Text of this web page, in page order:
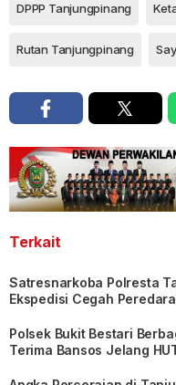
DPPP Tanjungpinang
Rutan Tanjungpinang
Terkait
Satresnarkoba Polresta
Ekspedisi Cegah
Polsek Bukit Bestari
Terima Bansos Jelang